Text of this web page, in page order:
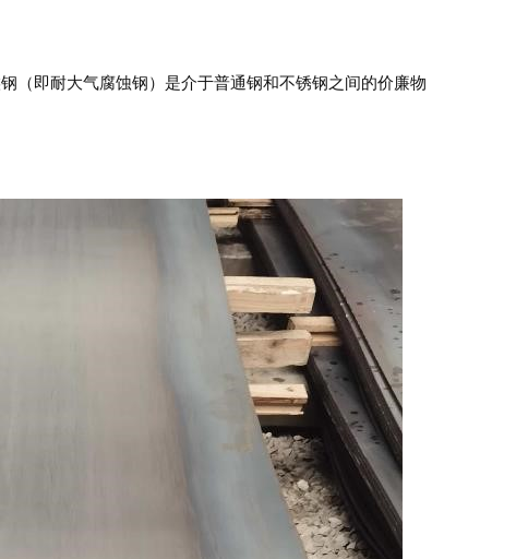
（即耐大气腐蚀钢）是介于普通钢和不锈钢之间的价廉物